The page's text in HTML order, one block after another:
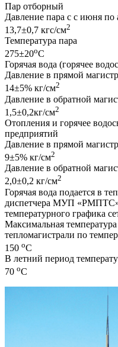
Пар отборный
Давление пара с с июня по
13,7±0,7 кгс/см2
Температура пара
275±20oС
Горячая вода (горячее
Давление в прямой
14±5% кг/см2
Давление в обратной
1,5±0,2кг/см2
Отопления и горячее
предприятий
Давление в прямой
9±5% кг/см2
Давление в обратной
2,0±0,2 кг/см2
Горячая вода подается в
диспетчера МУП «РМПТС»
температурного графика
Максимальная
тепломагистрали по
150 oС
В летний период
70 oС